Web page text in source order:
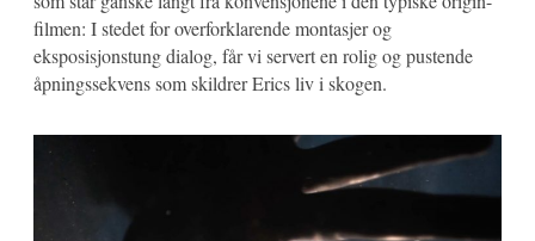
filmen: I stedet for overforklarende montasjer og
eksposisjonstung dialog, får vi servert en rolig og pustende
åpningssekvens som skildrer Erics liv i skogen.